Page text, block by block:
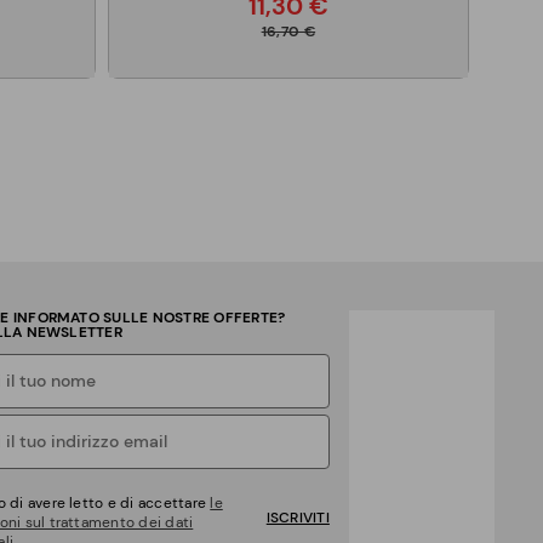
11,30 €
16,70 €
INFORMATO SULLE NOSTRE OFFERTE?
NEWSLETTER
di avere letto e di accettare le
sul trattamento dei dati
ISCRIVITI